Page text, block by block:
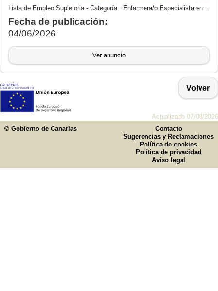
Lista de Empleo Supletoria - Categoría : Enfermera/o Especialista en Enfermería en Salud Mental.
Fecha de publicación:
04/06/2026
Ver anuncio
Volver
Actualizado 07/08/2026
© Gobierno de Canarias
Contacto
Sugerencias y Reclamaciones
Política de cookies
Política de privacidad
Aviso legal